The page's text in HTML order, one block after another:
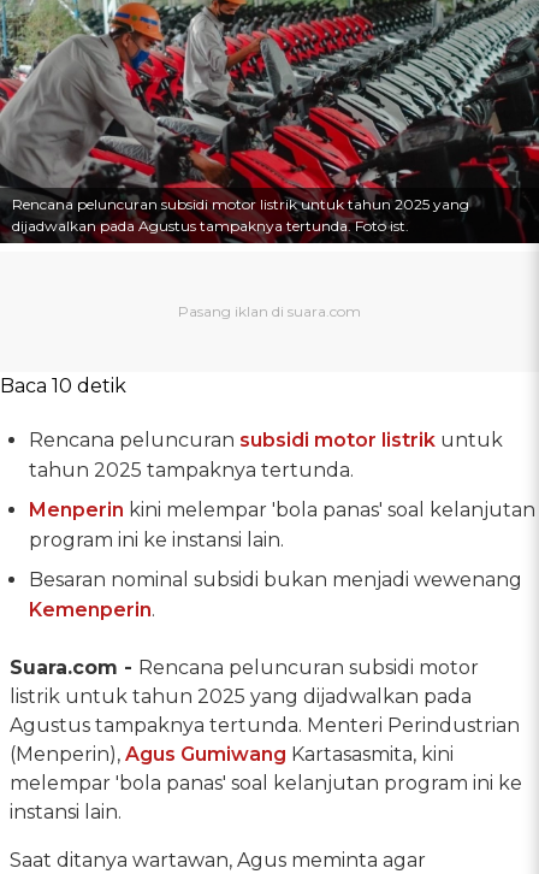
Rencana peluncuran subsidi motor listrik untuk tahun 2025 yang
dijadwalkan pada Agustus tampaknya tertunda. Foto ist.
Baca 10 detik
Rencana peluncuran subsidi motor listrik untuk
tahun 2025 tampaknya tertunda.
Menperin kini melempar 'bola panas' soal kelanjutan
program ini ke instansi lain.
Besaran nominal subsidi bukan menjadi wewenang
Kemenperin.
Suara.com - Rencana peluncuran subsidi motor
listrik untuk tahun 2025 yang dijadwalkan pada
Agustus tampaknya tertunda. Menteri Perindustrian
(Menperin), Agus Gumiwang Kartasasmita, kini
melempar 'bola panas' soal kelanjutan program ini ke
instansi lain.
Saat ditanya wartawan, Agus meminta agar